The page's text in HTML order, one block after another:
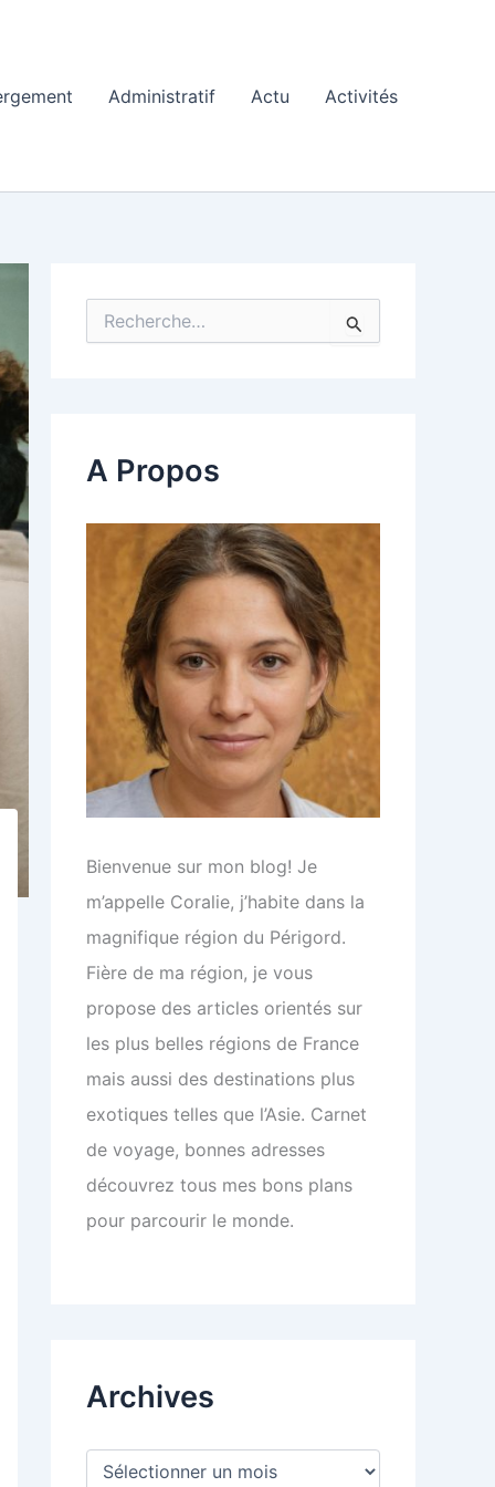
Administratif Actu Activités
h
e
A Propos
Bienvenue sur mon blog! Je
m’appelle Coralie, j’habite dans la
magnifique région du Périgord.
Fière de ma région, je vous
propose des articles orientés sur
les plus belles régions de France
mais aussi des destinations plus
exotiques telles que l’Asie. Carnet
de voyage, bonnes adresses
découvrez tous mes bons plans
pour parcourir le monde.
Archives
A